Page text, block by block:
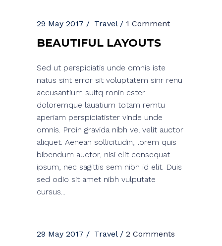
29 May 2017 Travel 1 Comment
BEAUTIFUL LAYOUTS
Sed ut perspiciatis unde omnis iste
natus sint error sit voluptatem sinr renu
accusantium suitq ronin ester
doloremque lauatium totam remtu
aperiam perspiciatister vinde unde
omnis. Proin gravida nibh vel velit auctor
aliquet. Aenean sollicitudin, lorem quis
bibendum auctor, nisi elit consequat
ipsum, nec sagittis sem nibh id elit. Duis
sed odio sit amet nibh vulputate
cursus...
29 May 2017 Travel 2 Comments